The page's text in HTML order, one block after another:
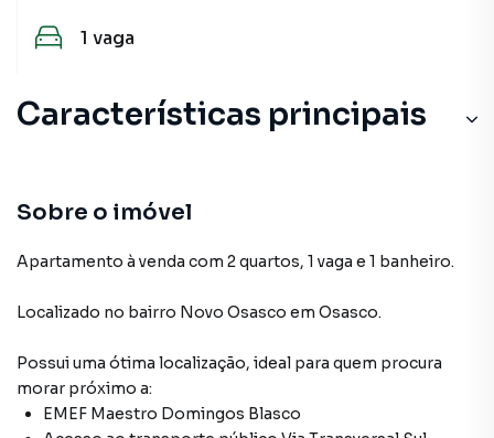
1 vaga
Características principais
Sobre o imóvel
Apartamento à venda com 2 quartos, 1 vaga e 1 banheiro.
Localizado no bairro Novo Osasco em Osasco.
Possui uma ótima localização, ideal para quem procura
morar próximo a:
EMEF Maestro Domingos Blasco